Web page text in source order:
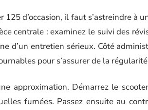
125 d’occasion, il faut s’astreindre à
centrale : examinez le suivi des
d’un entretien sérieux. Côté
pour s’assurer de la
approximation. Démarrez le
fumées. Passez ensuite au